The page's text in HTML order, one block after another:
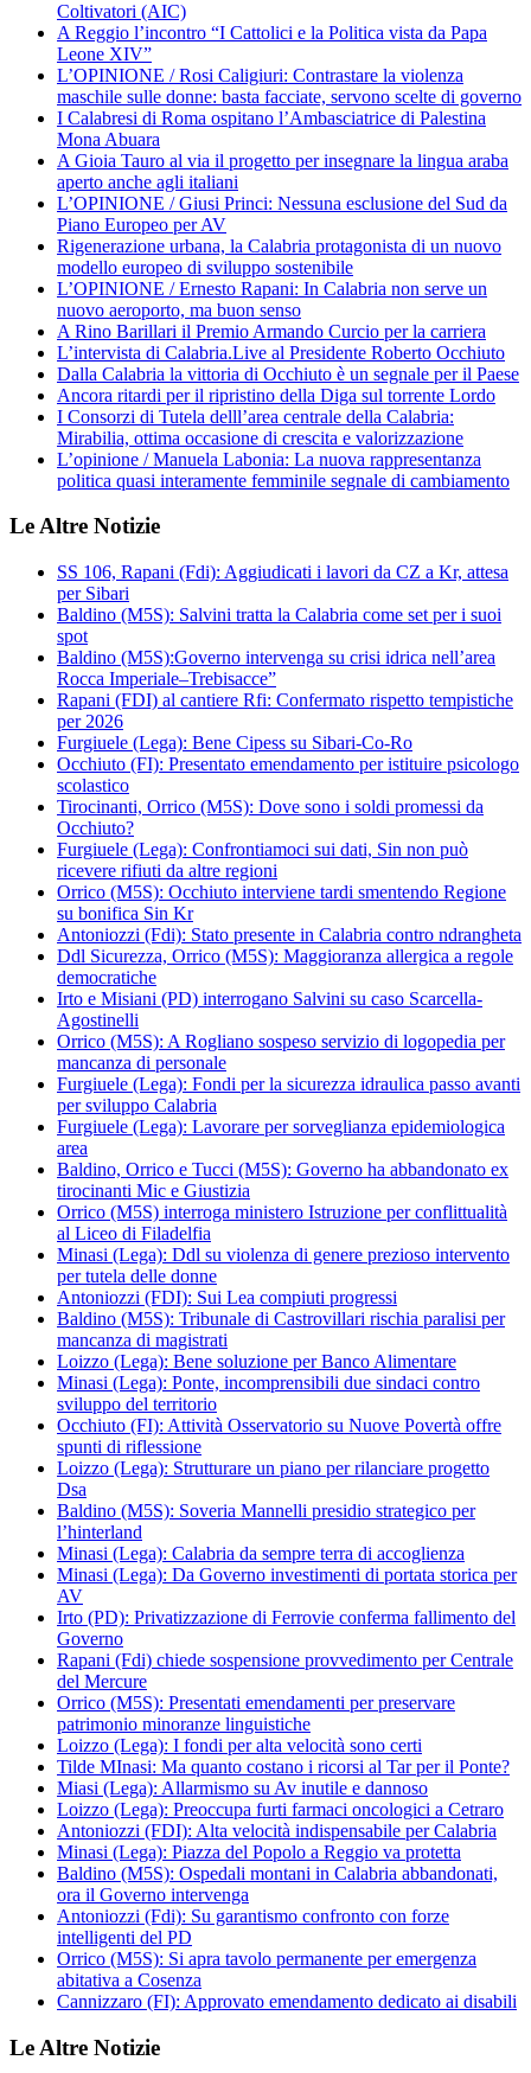
Coltivatori (AIC)
A Reggio l’incontro “I Cattolici e la Politica vista da Papa
Leone XIV”
L’OPINIONE / Rosi Caligiuri: Contrastare la violenza
maschile sulle donne: basta facciate, servono scelte di governo
I Calabresi di Roma ospitano l’Ambasciatrice di Palestina
Mona Abuara
A Gioia Tauro al via il progetto per insegnare la lingua araba
aperto anche agli italiani
L’OPINIONE / Giusi Princi: Nessuna esclusione del Sud da
Piano Europeo per AV
Rigenerazione urbana, la Calabria protagonista di un nuovo
modello europeo di sviluppo sostenibile
L’OPINIONE / Ernesto Rapani: In Calabria non serve un
nuovo aeroporto, ma buon senso
A Rino Barillari il Premio Armando Curcio per la carriera
L’intervista di Calabria.Live al Presidente Roberto Occhiuto
Dalla Calabria la vittoria di Occhiuto è un segnale per il Paese
Ancora ritardi per il ripristino della Diga sul torrente Lordo
I Consorzi di Tutela delll’area centrale della Calabria:
Mirabilia, ottima occasione di crescita e valorizzazione
L’opinione / Manuela Labonia: La nuova rappresentanza
politica quasi interamente femminile segnale di cambiamento
Le Altre Notizie
SS 106, Rapani (Fdi): Aggiudicati i lavori da CZ a Kr, attesa
per Sibari
Baldino (M5S): Salvini tratta la Calabria come set per i suoi
spot
Baldino (M5S):Governo intervenga su crisi idrica nell’area
Rocca Imperiale–Trebisacce”
Rapani (FDI) al cantiere Rfi: Confermato rispetto tempistiche
per 2026
Furgiuele (Lega): Bene Cipess su Sibari-Co-Ro
Occhiuto (FI): Presentato emendamento per istituire psicologo
scolastico
Tirocinanti, Orrico (M5S): Dove sono i soldi promessi da
Occhiuto?
Furgiuele (Lega): Confrontiamoci sui dati, Sin non può
ricevere rifiuti da altre regioni
Orrico (M5S): Occhiuto interviene tardi smentendo Regione
su bonifica Sin Kr
Antoniozzi (Fdi): Stato presente in Calabria contro ndrangheta
Ddl Sicurezza, Orrico (M5S): Maggioranza allergica a regole
democratiche
Irto e Misiani (PD) interrogano Salvini su caso Scarcella-
Agostinelli
Orrico (M5S): A Rogliano sospeso servizio di logopedia per
mancanza di personale
Furgiuele (Lega): Fondi per la sicurezza idraulica passo avanti
per sviluppo Calabria
Furgiuele (Lega): Lavorare per sorveglianza epidemiologica
area
Baldino, Orrico e Tucci (M5S): Governo ha abbandonato ex
tirocinanti Mic e Giustizia
Orrico (M5S) interroga ministero Istruzione per conflittualità
al Liceo di Filadelfia
Minasi (Lega): Ddl su violenza di genere prezioso intervento
per tutela delle donne
Antoniozzi (FDI): Sui Lea compiuti progressi
Baldino (M5S): Tribunale di Castrovillari rischia paralisi per
mancanza di magistrati
Loizzo (Lega): Bene soluzione per Banco Alimentare
Minasi (Lega): Ponte, incomprensibili due sindaci contro
sviluppo del territorio
Occhiuto (FI): Attività Osservatorio su Nuove Povertà offre
spunti di riflessione
Loizzo (Lega): Strutturare un piano per rilanciare progetto
Dsa
Baldino (M5S): Soveria Mannelli presidio strategico per
l’hinterland
Minasi (Lega): Calabria da sempre terra di accoglienza
Minasi (Lega): Da Governo investimenti di portata storica per
AV
Irto (PD): Privatizzazione di Ferrovie conferma fallimento del
Governo
Rapani (Fdi) chiede sospensione provvedimento per Centrale
del Mercure
Orrico (M5S): Presentati emendamenti per preservare
patrimonio minoranze linguistiche
Loizzo (Lega): I fondi per alta velocità sono certi
Tilde MInasi: Ma quanto costano i ricorsi al Tar per il Ponte?
Miasi (Lega): Allarmismo su Av inutile e dannoso
Loizzo (Lega): Preoccupa furti farmaci oncologici a Cetraro
Antoniozzi (FDI): Alta velocità indispensabile per Calabria
Minasi (Lega): Piazza del Popolo a Reggio va protetta
Baldino (M5S): Ospedali montani in Calabria abbandonati,
ora il Governo intervenga
Antoniozzi (Fdi): Su garantismo confronto con forze
intelligenti del PD
Orrico (M5S): Si apra tavolo permanente per emergenza
abitativa a Cosenza
Cannizzaro (FI): Approvato emendamento dedicato ai disabili
Le Altre Notizie